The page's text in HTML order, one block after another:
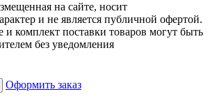
на сайте, носит
и не является публичной офертой.
и комплект поставки товаров могут быть
без уведомления
Оформить заказ